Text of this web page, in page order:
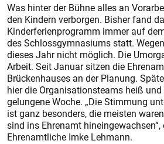
Was hinter der Bühne alles an
den Kindern verborgen. Bisher fand
Kinderferienprogramm immer auf
des Schlossgymnasiums statt.
dieses Jahr nicht möglich. Die
Arbeit. Seit Januar sitzen die
Brückenhauses an der Planung.
hier die Organisationsteams heiß
gelungene Woche. „Die Stimmung
ist ganz besonders, die meisten
sind ins Ehrenamt
Ehrenamtliche Imke Lehmann.